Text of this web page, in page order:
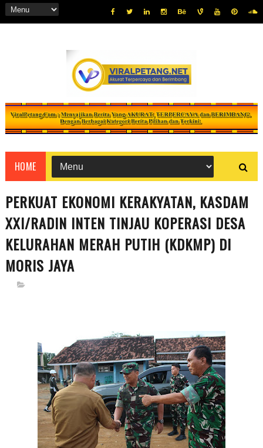
HOME
PERKUAT EKONOMI KERAKYATAN, KASDAM
XXI/RADIN INTEN TINJAU KOPERASI DESA
KELURAHAN MERAH PUTIH (KDKMP) DI
MORIS JAYA